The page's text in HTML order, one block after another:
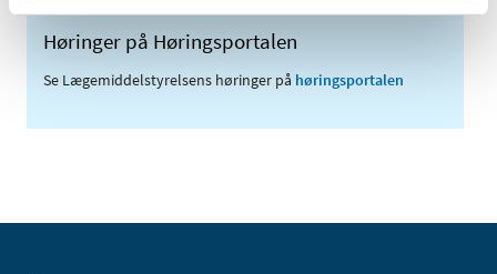
Høringer på Høringsportalen
Se Lægemiddelstyrelsens høringer på høringsportalen